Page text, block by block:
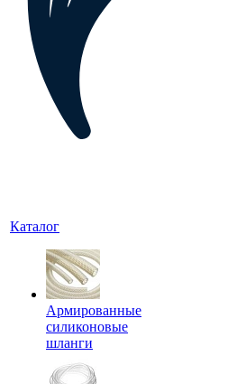
Каталог
Армированные
силиконовые
шланги